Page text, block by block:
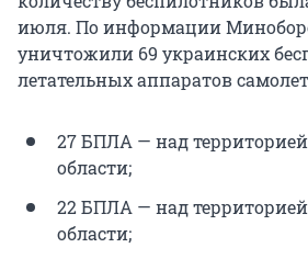
июля. По информации
уничтожили 69 украинских
летательных аппаратов
27 БПЛА — над
области;
22 БПЛА — над
области;